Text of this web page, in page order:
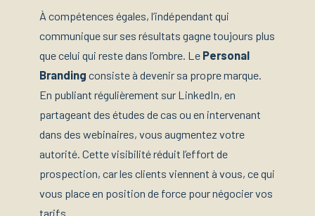
À compétences égales, l’indépendant qui
communique sur ses résultats gagne toujours plus
que celui qui reste dans l’ombre. Le Personal
Branding consiste à devenir sa propre marque.
En publiant régulièrement sur LinkedIn, en
partageant des études de cas ou en intervenant
dans des webinaires, vous augmentez votre
autorité. Cette visibilité réduit l’effort de
prospection, car les clients viennent à vous, ce qui
vous place en position de force pour négocier vos
tarifs.